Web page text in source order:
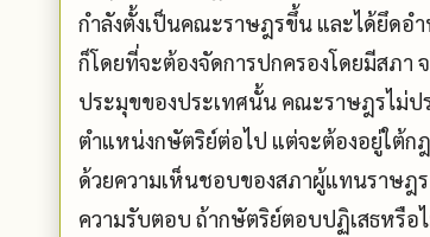
กำลังตั้งเป็นคณะราษฎรขึ้น และได้ยึดอ
ก็โดยที่จะต้องจัดการปกครองโดยมีสภา
ประมุขของประเทศนั้น คณะราษฎรไม่ป
ตำแหน่งกษัตริย์ต่อไป แต่จะต้องอยู่ใต้ก
ด้วยความเห็นชอบของสภาผู้แทนราษฎ
ความรับตอบ ถ้ากษัตริย์ตอบปฏิเสธหรือ